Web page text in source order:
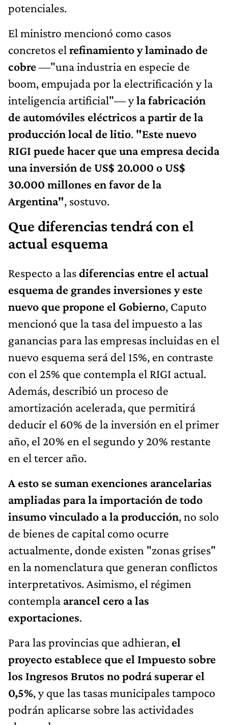
potenciales.
El ministro mencionó como casos
concretos el refinamiento y laminado de
cobre—"una industria en especie de
boom, empujada por la electrificación y la
inteligencia artificial"— yla fabricación
de automóviles eléctricos a partir de la
producción local de litio. "Este nuevo
RIGI puede hacer que una empresa decida
una inversión de US$ 20.000 o US$
30.000 millones en favor de la
Argentina", sostuvo.
Que diferencias tendrá con el
actual esquema
Respecto a lasdiferencias entre el actual
esquema de grandes inversiones y este
nuevo que propone el Gobierno, Caputo
mencionó que la tasa del impuesto a las
ganancias para las empresas incluidas en el
nuevo esquema será del 15%, en contraste
con el 25% que contempla el RIGI actual.
Además, describió un proceso de
amortización acelerada, que permitirá
deducir el 60% de la inversión en el primer
año, el 20% en el segundo y 20% restante
en el tercer año.
A esto se suman exenciones arancelarias
ampliadas para la importación de todo
insumo vinculado a la producción, no solo
de bienes de capital como ocurre
actualmente, donde existen "zonas grises"
en la nomenclatura que generan conflictos
interpretativos. Asimismo, el régimen
contempla arancel cero a las
exportaciones.
Para las provincias que adhieran, el
proyecto establece que el Impuesto sobre
los Ingresos Brutos no podrá superar el
0,5%, y que las tasas municipales tampoco
podrán aplicarse sobre las actividades